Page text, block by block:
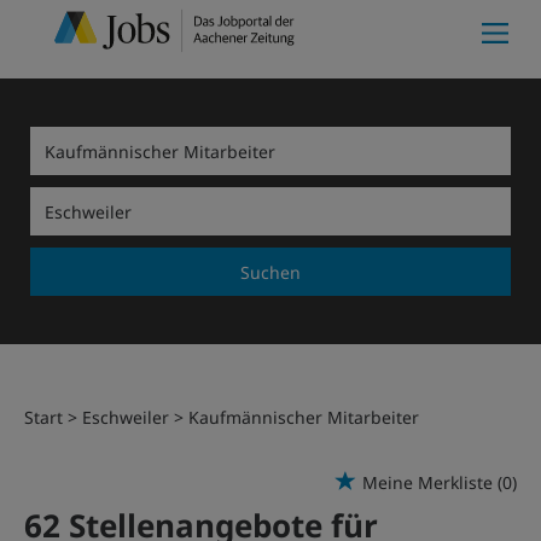
Suchen
Start Eschweiler Kaufmännischer Mitarbeiter
Meine Merkliste (0)
62 Stellenangebote für